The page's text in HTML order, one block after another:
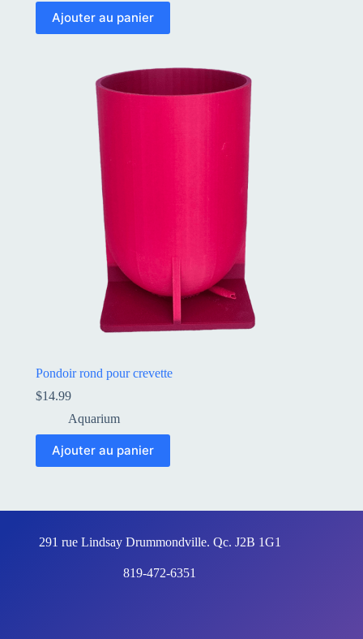
Ajouter au panier
Pondoir rond pour crevette
$14.99
Aquarium
Ajouter au panier
291 rue Lindsay Drummondville. Qc. J2B 1G1
819-472-6351